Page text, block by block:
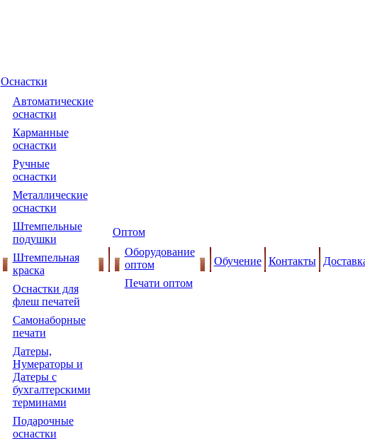
Оснастки
Автоматические
оснастки
Карманные
оснастки
Ручные
оснастки
Металлические
оснастки
Штемпельные
подушки
Штемпельная
краска
Оснастки для
флеш печатей
Самонаборные
печати
Датеры,
Нумераторы и
Датеры с
бухгалтерскими
терминами
Подарочные
оснастки
Оптом
Оборудование
оптом
Печати оптом
Обучение Контакты